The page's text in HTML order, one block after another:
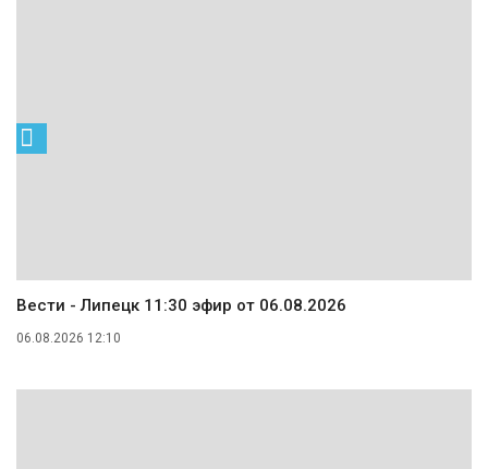
Вести - Липецк 11:30 эфир от 06.08.2026
06.08.2026 12:10